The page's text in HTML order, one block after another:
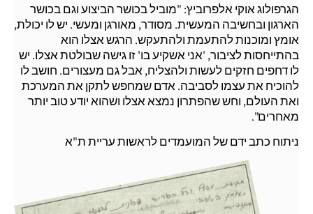
הגרפולוג אוקי אלפרוביץ: "מוביל בכושר הביצוע וגם בכושר
הארגון ובחשיבה המעשית. מסודר, מאורגן ומעשי. יש לו יכולת,
אומץ ומוכנות להתעמת ולהתעקש. הרגש אצלו הוא
בהתייחסות לציבור, 'אני אשקיע בו' זו גישה שבולטת אצלו. יש
לו דחפים חזקים לעשות ולהצליח, אבל גם מעצורים. חושב לו
להוכיח את עצמו לסביבה. אדם שמחפש לתקן את המערכת
ואת העולם, וחש שהפתרון נמצא אצלו ושהוא יודע טוב יותר
מאחרים".
ניתוח כתב ידם של המועמדים לראשות עריית ת"א